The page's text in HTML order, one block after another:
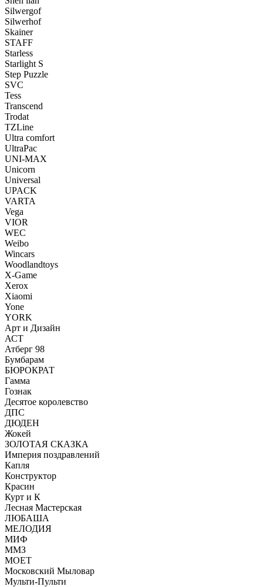
Silwergof
Silwerhof
Skainer
STAFF
Starless
Starlight S
Step Puzzle
SVC
Tess
Transcend
Trodat
TZLine
Ultra comfort
UltraPac
UNI-MAX
Unicorn
Universal
UPACK
VARTA
Vega
VIOR
WEC
Weibo
Wincars
Woodlandtoys
X-Game
Xerox
Xiaomi
Yone
YORK
Арт и Дизайн
АСТ
Атберг 98
Бумбарам
БЮРОКРАТ
Гамма
Гознак
Десятое королевство
ДПС
ДЮДЕН
Жокей
ЗОЛОТАЯ СКАЗКА
Империя поздравлений
Капля
Конструктор
Красин
Курт и К
Лесная Мастерская
ЛЮБАША
МЕЛОДИЯ
МИФ
ММЗ
МОЕТ
Московский Мыловар
Мульти-Пульти